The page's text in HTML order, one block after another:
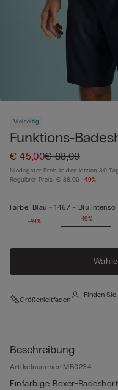
Vielseitig
Funktions-
€ 45,00€ 88,00
Niedrigster Preis in den letzten 30
Regulärer Preis: € 88,00 -49%
Farbe: Blau -1467 - Blu Intenso
-49% -49%
-49%
Größenleitfaden
Finden
Beschreibung
Artikelnummer: MB0234
Einfarbige Boxer-